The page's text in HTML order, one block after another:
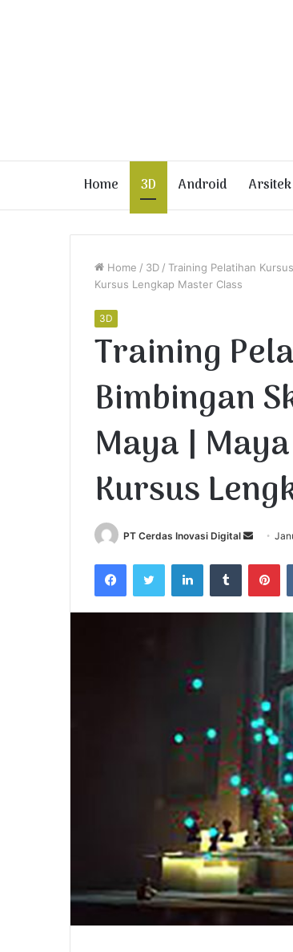
Home 3D Android Arsitek
Home / 3D / Training Pelatihan
Kursus Lengkap Master Class
3D
Training
Bimbingan
Maya |
Kursus
PT Cerdas Inovasi Digital
d
a
i
l